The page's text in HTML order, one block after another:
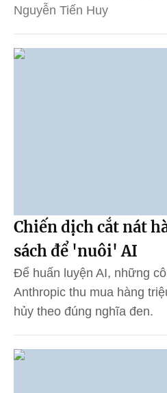
Nguyễn Tiến Huy
Chiến dịch cắt nát
sách để 'nuôi' AI
Để huấn luyện AI, những
Anthropic thu mua hàng
hủy theo đúng nghĩa đen.